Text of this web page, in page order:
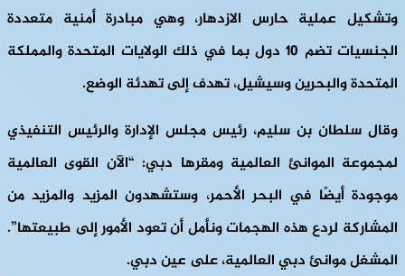
وتشكيل عملية حارس الازدهار، وهي مبادرة أمنية متعددة
الجنسيات تضم 10 دول بما في ذلك الولايات المتحدة والمملكة
المتحدة والبحرين وسيشيل، تهدف إلى تهدئة الوضع.
وقال سلطان بن سليم، رئيس مجلس الإدارة والرئيس التنفيذي
لمجموعة الموانئ العالمية ومقرها دبي: “الآن القوى العالمية
موجودة أيضًا في البحر الأحمر، وستشهدون المزيد والمزيد من
المشاركة لردع هذه الهجمات ونأمل أن تعود الأمور إلى طبيعتها”.
المشغل موانئ دبي العالمية، على عين دبي.